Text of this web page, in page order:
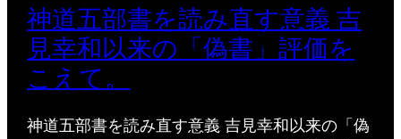
神道五部書を読み直す意義 吉
見幸和以来の「偽書」評価を
こえて。
神道五部書を読み直す意義 吉見幸和以来の「偽